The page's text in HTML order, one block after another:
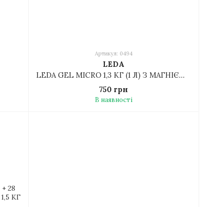
Артикул: 0494
LEDA
LEDA GEL MICRO 1,3 КГ (1 Л) З МАГНІЄМ І СІРКОЮ
750 грн
В наявності